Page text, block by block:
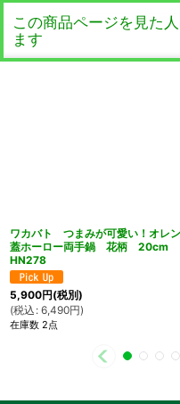
この商品ページを見た
ます
ワカバト つまみが可愛い！オレ
蓋ホーロー両手鍋 花柄 20cm
HN278
5,900円(税別)
(税込 : 6,490円)
在庫数 2点